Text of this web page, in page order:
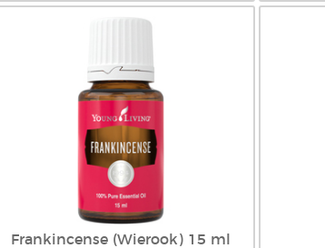
Frankincense (Wierook) 15 ml